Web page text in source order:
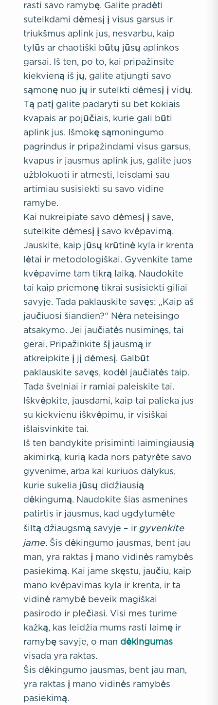
rasti savo ramybę. Galite pradėti
sutelkdami dėmesį į visus garsus ir
triukšmus aplink jus, nesvarbu, kaip
tylūs ar chaotiški būtų jūsų aplinkos
garsai. Iš ten, po to, kai pripažinsite
kiekvieną iš jų, galite atjungti savo
sąmonę nuo jų ir sutelkti dėmesį į vidų.
Tą patį galite padaryti su bet kokiais
kvapais ar pojūčiais, kurie gali būti
aplink jus. Išmokę sąmoningumo
pagrindus ir pripažindami visus garsus,
kvapus ir jausmus aplink jus, galite juos
užblokuoti ir atmesti, leisdami sau
artimiau susisiekti su savo vidine
ramybe.
Kai nukreipiate savo dėmesį į save,
sutelkite dėmesį į savo kvėpavimą.
Jauskite, kaip jūsų krūtinė kyla ir krenta
lėtai ir metodologiškai. Gyvenkite tame
kvėpavime tam tikrą laiką. Naudokite
tai kaip priemonę tikrai susisiekti giliai
savyje. Tada paklauskite savęs: „Kaip aš
jaučiuosi šiandien?“ Nėra neteisingo
atsakymo. Jei jaučiatės nusiminęs, tai
gerai. Pripažinkite šį jausmą ir
atkreipkite į jį dėmesį. Galbūt
paklauskite savęs, kodėl jaučiatės taip.
Tada švelniai ir ramiai paleiskite tai.
Iškvėpkite, jausdami, kaip tai palieka jus
su kiekvienu iškvėpimu, ir visiškai
išlaisvinkite tai.
Iš ten bandykite prisiminti laimingiausią
akimirką, kurią kada nors patyrėte savo
gyvenime, arba kai kuriuos dalykus,
kurie sukelia jūsų didžiausią
dėkingumą. Naudokite šias asmenines
patirtis ir jausmus, kad ugdytumėte
šiltą džiaugsmą savyje – ir gyvenkite
jame. Šis dėkingumo jausmas, bent jau
man, yra raktas į mano vidinės ramybės
pasiekimą. Kai jame skęstu, jaučiu, kaip
mano kvėpavimas kyla ir krenta, ir ta
vidinė ramybė beveik magiškai
pasirodo ir plečiasi. Visi mes turime
kažką, kas leidžia mums rasti laimę ir
ramybę savyje, o man dėkingumas
visada yra raktas.
Šis dėkingumo jausmas, bent jau man,
yra raktas į mano vidinės ramybės
pasiekimą.